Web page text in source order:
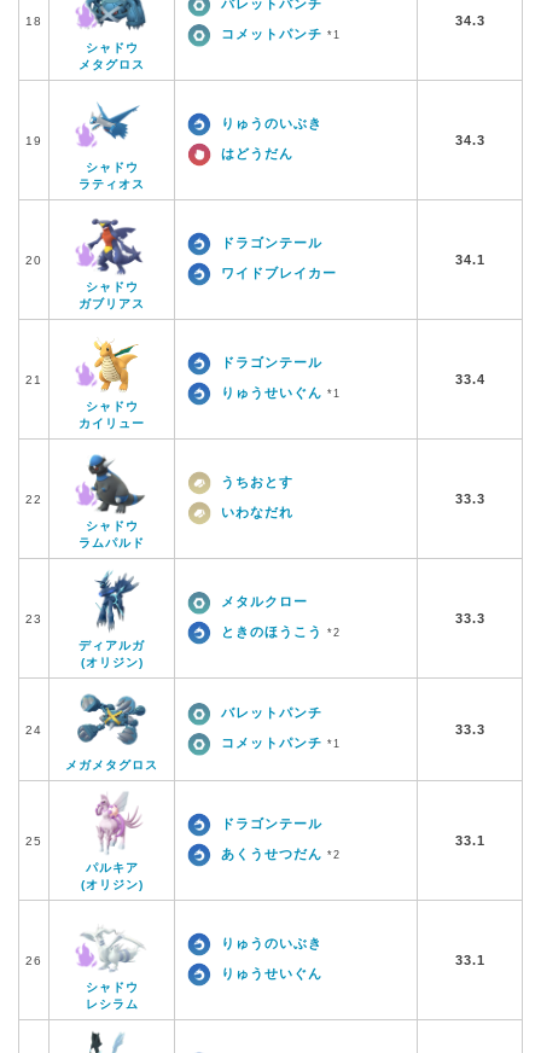
18
シャドウ
メタグロス
バレットパンチ
コメットパンチ *1
34.3
19
シャドウ
ラティオス
りゅうのいぶき
はどうだん
34.3
20
シャドウ
ガブリアス
ドラゴンテール
ワイドブレイカー
34.1
21
シャドウ
カイリュー
ドラゴンテール
りゅうせいぐん *1
33.4
22
シャドウ
ラムパルド
うちおとす
いわなだれ
33.3
23
ディアルガ
(オリジン)
メタルクロー
ときのほうこう *2
33.3
24
メガメタグロス
バレットパンチ
コメットパンチ *1
33.3
25
パルキア
(オリジン)
ドラゴンテール
あくうせつだん *2
33.1
26
シャドウ
レシラム
りゅうのいぶき
りゅうせいぐん
33.1